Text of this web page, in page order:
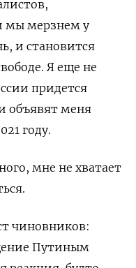
мы мерзнем у
и становится
Я еще не
придется
объявят меня
году.
мне не хватает
чиновников:
Путиным